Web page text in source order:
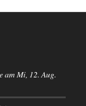
am Mi, 12. Aug.